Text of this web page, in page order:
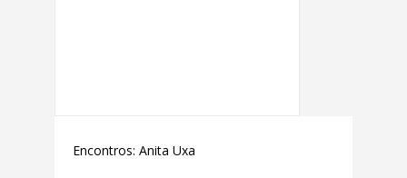
Encontros: Anita Uxa